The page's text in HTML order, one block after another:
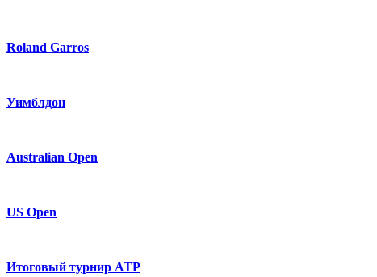
Roland Garros
Уимблдон
Australian Open
US Open
Итоговый турнир ATP